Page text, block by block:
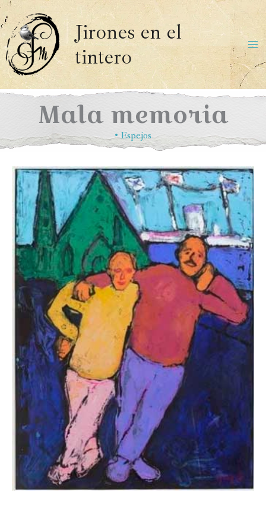
Ir
al
contenido
Jirones en el
tintero
Mala memoria
•Espejos